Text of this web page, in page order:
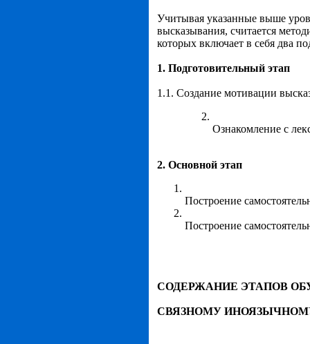
Учитывая указанные выше
высказывания, считается
которых включает в себя два
1. Подготовительный этап
1.1. Создание мотивации
Ознакомление с
2. Основной этап
Построение
Построение
СОДЕРЖАНИЕ ЭТАПОВ
СВЯЗНОМУ